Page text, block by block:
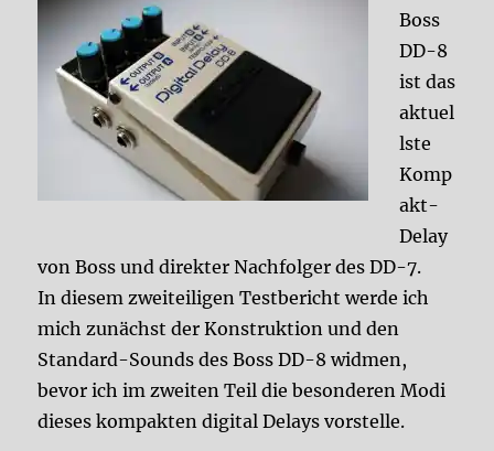
Boss
DD-8
ist das
aktuel
lste
Komp
akt-
Delay
von Boss und direkter Nachfolger des DD-7.
In diesem zweiteiligen Testbericht werde ich
mich zunächst der Konstruktion und den
Standard-Sounds des Boss DD-8 widmen,
bevor ich im zweiten Teil die besonderen Modi
dieses kompakten digital Delays vorstelle.